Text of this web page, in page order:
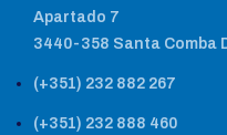
Apartado 7
3440-358 Santa Comba
(+351) 232 882 267
(+351) 232 888 460